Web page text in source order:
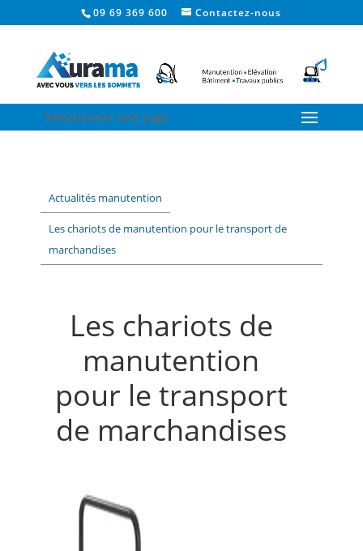
09 69 369 600 Contactez-nous
Sélectionner une page
Actualités manutention
Les chariots de manutention pour le transport de
marchandises
Les chariots de
manutention
pour le transport
de marchandises